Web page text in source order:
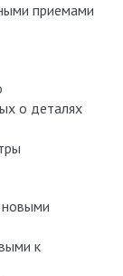
приемами
о деталях
новыми
к